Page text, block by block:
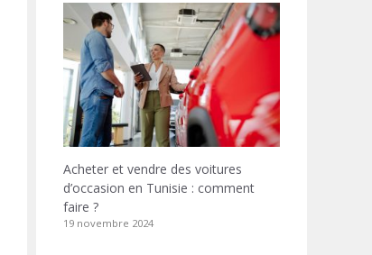
Acheter et vendre des voitures
d’occasion en Tunisie : comment
faire ?
19 novembre 2024